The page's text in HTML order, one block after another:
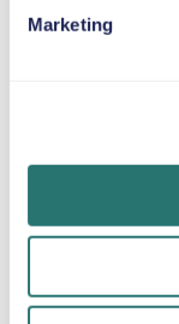
Marketing
BMW X7
Automatisk